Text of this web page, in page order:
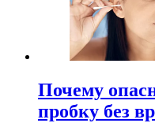
Почему
пробку без